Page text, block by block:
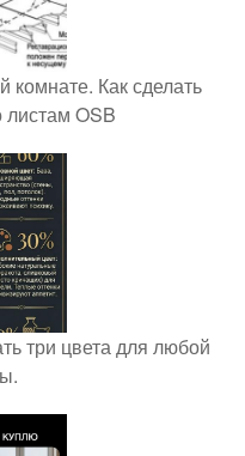
комнате. Как сделать
листам OSB
три цвета для любой